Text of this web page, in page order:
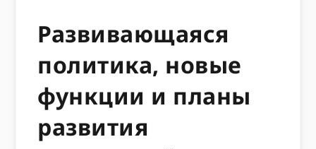
Развивающаяся
политика, новые
функции и планы
развития